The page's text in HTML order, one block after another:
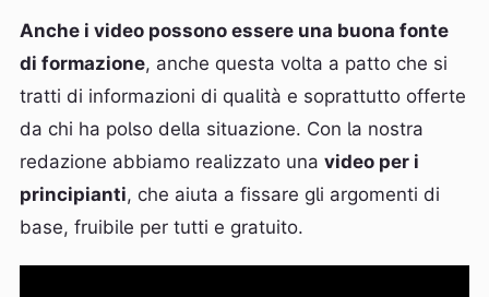
Anche i video possono essere una buona fonte
di formazione, anche questa volta a patto che si
tratti di informazioni di qualità e soprattutto offerte
da chi ha polso della situazione. Con la nostra
redazione abbiamo realizzato una video per i
principianti, che aiuta a fissare gli argomenti di
base, fruibile per tutti e gratuito.